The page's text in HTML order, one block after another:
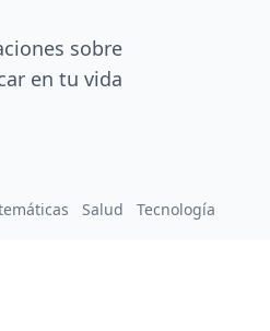
sobre
en tu vida
Salud Tecnología